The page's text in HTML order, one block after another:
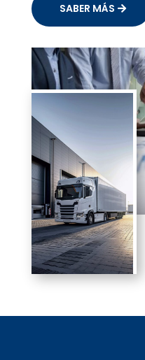
SABER MÁS